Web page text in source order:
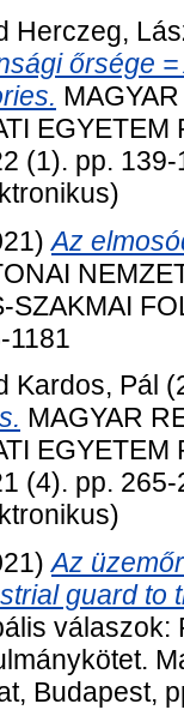
Herczeg,
őrsége
(1). pp.
Az
SZAKMAI
1181
Kardos, Pál
MAGYAR
(4). pp.
Az
guard to
Budapest,